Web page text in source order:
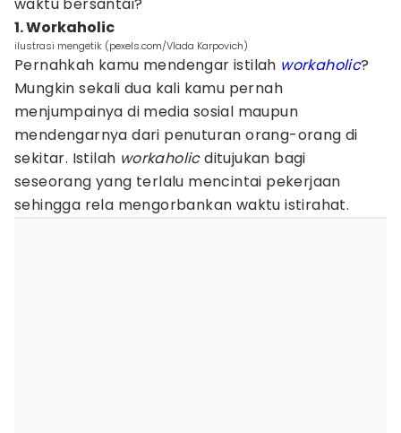
1. Workaholic
ilustrasi mengetik (pexels.com/Vlada Karpovich)
Pernahkah kamu mendengar istilah workaholic?
Mungkin sekali dua kali kamu pernah
menjumpainya di media sosial maupun
mendengarnya dari penuturan orang-orang di
sekitar. Istilah workaholicditujukan bagi
seseorang yang terlalu mencintai pekerjaan
sehingga rela mengorbankan waktu istirahat.